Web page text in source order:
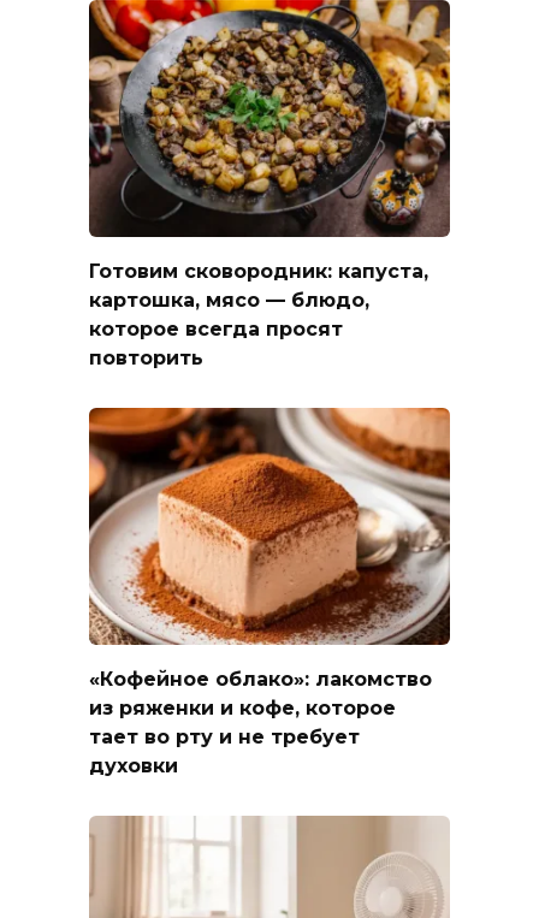
Готовим сковородник: капуста,
картошка, мясо — блюдо,
которое всегда просят
повторить
«Кофейное облако»: лакомство
из ряженки и кофе, которое
тает во рту и не требует
духовки